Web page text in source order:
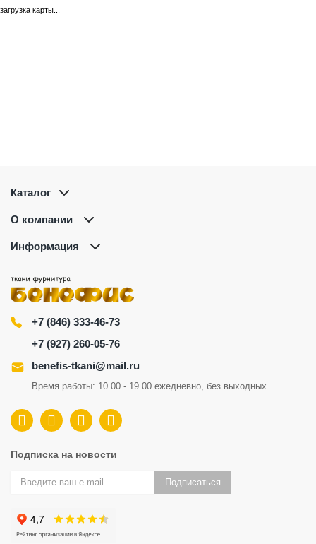
загрузка карты...
Каталог
О компании
Информация
+7 (846) 333-46-73
+7 (927) 260-05-76
benefis-tkani@mail.ru
Время работы: 10.00 - 19.00 ежедневно, без выходных
Подписка на новости
Подписаться